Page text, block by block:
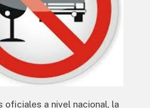
oficiales a nivel nacional, la